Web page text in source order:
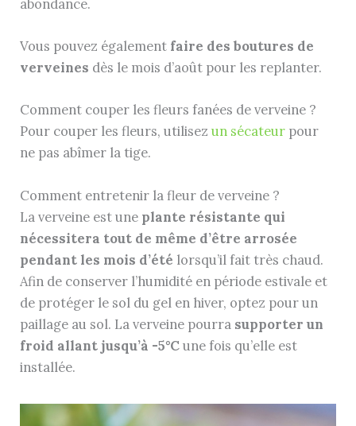
abondance.
Vous pouvez également faire des boutures de
verveines dès le mois d’août pour les replanter.
Comment couper les fleurs fanées de verveine ?
Pour couper les fleurs, utilisezun sécateur pour
ne pas abîmer la tige.
Comment entretenir la fleur de verveine ?
La verveine est une plante résistante qui
nécessitera tout de même d’être arrosée
pendant les mois d’été lorsqu’il fait très chaud.
Afin de conserver l’humidité en période estivale et
de protéger le sol du gel en hiver, optez pour un
paillage au sol. La verveine pourra supporter un
froid allant jusqu’à -5°Cune fois qu’elle est
installée.